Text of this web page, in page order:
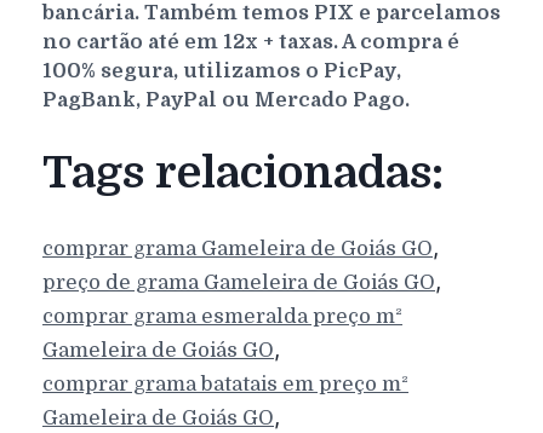
bancária. Também temos PIX e parcelamos
no cartão até em 12x + taxas. A compra é
100% segura, utilizamos o PicPay,
PagBank, PayPal ou Mercado Pago.
Tags relacionadas:
comprar grama Gameleira de Goiás GO,
preço de grama Gameleira de Goiás GO,
comprar grama esmeralda preço m²
Gameleira de Goiás GO,
comprar grama batatais em preço m²
Gameleira de Goiás GO,